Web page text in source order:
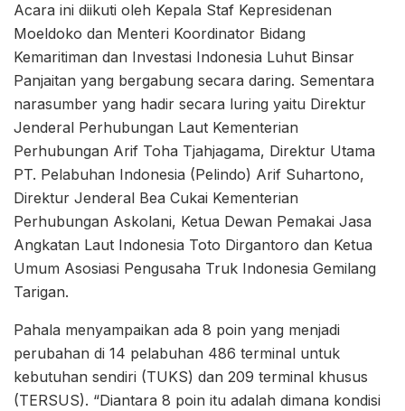
Acara ini diikuti oleh Kepala Staf Kepresidenan
Moeldoko dan Menteri Koordinator Bidang
Kemaritiman dan Investasi Indonesia Luhut Binsar
Panjaitan yang bergabung secara daring. Sementara
narasumber yang hadir secara luring yaitu Direktur
Jenderal Perhubungan Laut Kementerian
Perhubungan Arif Toha Tjahjagama, Direktur Utama
PT. Pelabuhan Indonesia (Pelindo) Arif Suhartono,
Direktur Jenderal Bea Cukai Kementerian
Perhubungan Askolani, Ketua Dewan Pemakai Jasa
Angkatan Laut Indonesia Toto Dirgantoro dan Ketua
Umum Asosiasi Pengusaha Truk Indonesia Gemilang
Tarigan.
Pahala menyampaikan ada 8 poin yang menjadi
perubahan di 14 pelabuhan 486 terminal untuk
kebutuhan sendiri (TUKS) dan 209 terminal khusus
(TERSUS). “Diantara 8 poin itu adalah dimana kondisi